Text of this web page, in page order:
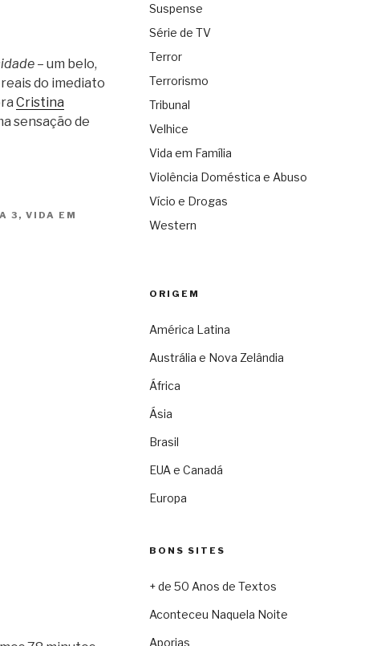
– um belo,
do imediato
Cristina
sensação de
3 , VIDA EM
Suspense
Série de TV
Terror
Terrorismo
Tribunal
Velhice
Vida em Família
Violência Doméstica e Abuso
Vício e Drogas
Western
ORIGEM
América Latina
Austrália e Nova Zelândia
África
Ásia
Brasil
EUA e Canadá
Europa
BONS SITES
+ de 50 Anos de Textos
Aconteceu Naquela Noite
Aporias